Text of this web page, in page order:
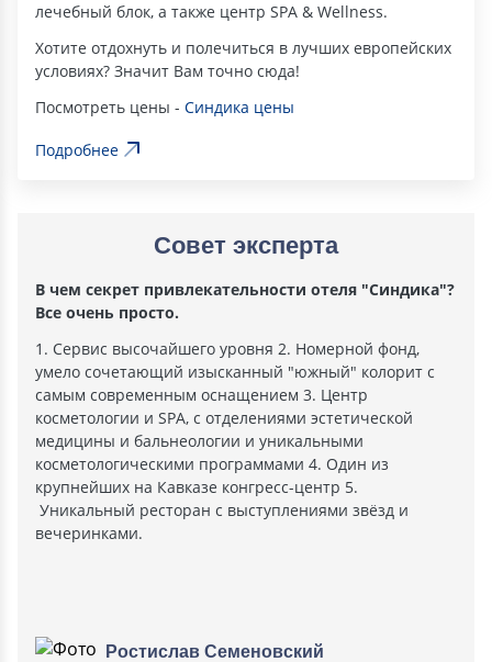
лечебный блок, а также центр SPA & Wellness.
Хотите отдохнуть и полечиться в лучших европейских
условиях? Значит Вам точно сюда!
Посмотреть цены - Синдика цены
Подробнее
Совет эксперта
В чем секрет привлекательности отеля "Синдика"?
Все очень просто.
1. Сервис высочайшего уровня 2. Номерной фонд,
умело сочетающий изысканный "южный" колорит с
самым современным оснащением 3. Центр
косметологии и SPA, с отделениями эстетической
медицины и бальнеологии и уникальными
косметологическими программами 4. Один из
крупнейших на Кавказе конгресс-центр 5.
Уникальный ресторан с выступлениями звёзд и
вечеринками.
Ростислав Семеновский